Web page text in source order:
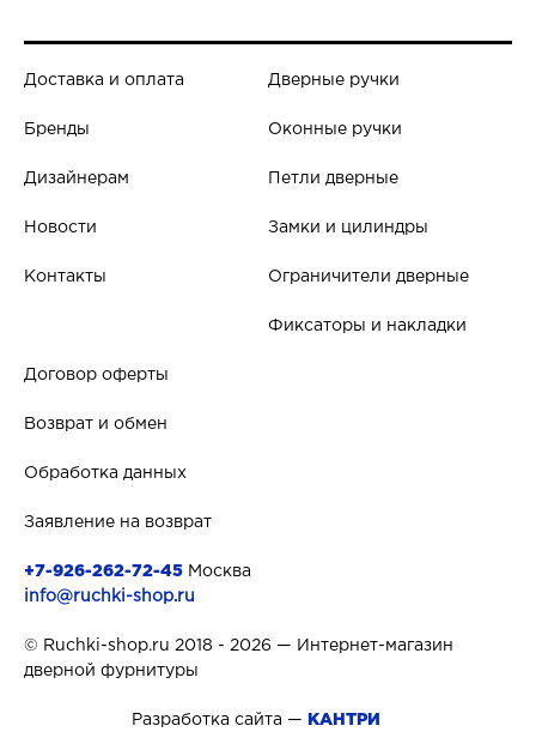
Доставка и оплата
Бренды
Дизайнерам
Новости
Контакты
Дверные ручки
Оконные ручки
Петли дверные
Замки и цилиндры
Ограничители дверные
Фиксаторы и накладки
Договор оферты
Возврат и обмен
Обработка данных
Заявление на возврат
+7-926-262-72-45 Москва
info@ruchki-shop.ru
© Ruchki-shop.ru 2018 - 2026 — Интернет-магазин
дверной фурнитуры
Разработка сайта — КАНТРИ